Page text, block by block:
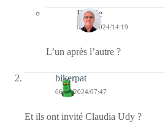
Bernie
06/10/2024/14:19
L’un après l’autre ?
bikerpat
06/10/2024/07:47
Et ils ont invité Claudia Udy ?